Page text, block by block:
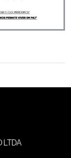
LTDA